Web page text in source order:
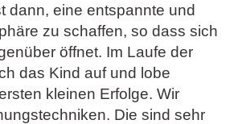
dann, eine entspannte und
zu schaffen, so dass sich
öffnet. Im Laufe der
das Kind auf und lobe
kleinen Erfolge. Wir
Die sind sehr